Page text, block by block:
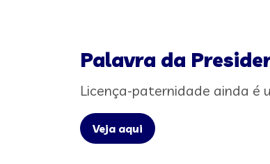
Palavra da
Licença-paternidade ainda é
Veja aqui